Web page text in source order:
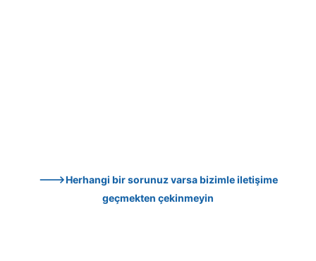
--->Herhangi bir sorunuz varsa bizimle iletişime
geçmekten çekinmeyin